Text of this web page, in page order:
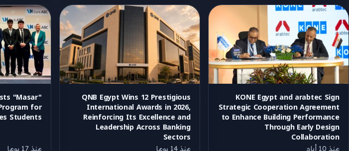
KONE Egypt and arabtec Sign
Strategic Cooperation Agreement
to Enhance Building Performance
Through Early Design
Collaboration
منذ 10 أيام
QNB Egypt Wins 12 Prestigious
International Awards in 2026,
Reinforcing Its Excellence and
Leadership Across Banking
Sectors
منذ 14 يوما
"Masar"
for
Students
منذ 17 يوما